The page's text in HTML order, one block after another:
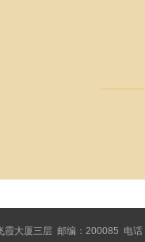
霞大厦三层 邮编：200085 电